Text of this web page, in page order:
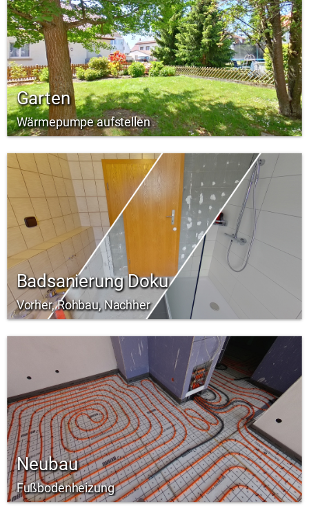
Garten
Wärmepumpe aufstellen
Badsanierung Doku
Vorher, Rohbau, Nachher
Neubau
Fußbodenheizung